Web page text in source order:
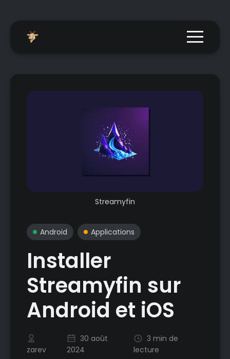
Menu
Streamyfin
Android Applications
Installer
Streamyfin sur
Android et iOS
zarev
30 août
2024
3 min de
lecture